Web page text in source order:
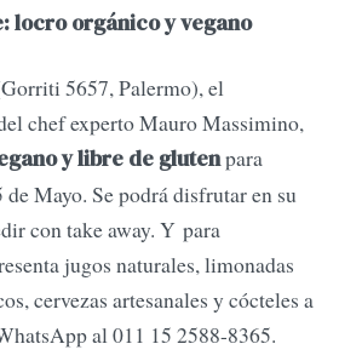
locro orgánico y vegano
5657, Palermo), el
chef experto Mauro Massimino,
y libre de glutenpara
Mayo. Se podrá disfrutar en su
con take away. Y para
jugos naturales, limonadas
cervezas artesanales y cócteles a
al 011 15 2588-8365.